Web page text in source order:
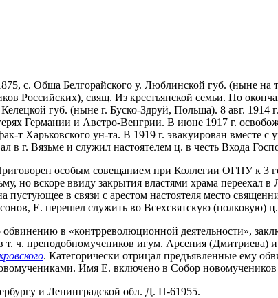
с. Обша Белгорайского у. Люблинской губ. (ныне
Российских), свящ. Из крестьянской семьи. По
губ. (ныне г. Буско-Здруй, Польша). 8 авг.
Германии и Австро-Венгрии. В июне 1917 г.
т Харьковского ун-та. В 1919 г. эвакуирован вместе
в г. Вязьме и служил настоятелем ц. в честь Входа
особым совещанием при Коллегии ОГПУ к
но вскоре ввиду закрытия властями храма
пустующее в связи с арестом настоятеля место
Е. перешел служить во Всехсвятскую (полковую)
обвинению в «контрреволюционной деятельности»,
ч. преподобномучеников игум. Арсения (Дмитриева)
. Категорически отрицал предъявленные ему
Имя Е. включено в Собор
и Ленинградской обл. Д. П-61955.